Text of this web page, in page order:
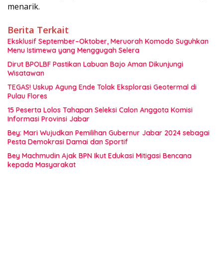
menarik.
Berita Terkait
Eksklusif September–Oktober, Meruorah Komodo Suguhkan
Menu Istimewa yang Menggugah Selera
Dirut BPOLBF Pastikan Labuan Bajo Aman Dikunjungi
Wisatawan
TEGAS! Uskup Agung Ende Tolak Eksplorasi Geotermal di
Pulau Flores
15 Peserta Lolos Tahapan Seleksi Calon Anggota Komisi
Informasi Provinsi Jabar
Bey: Mari Wujudkan Pemilihan Gubernur Jabar 2024 sebagai
Pesta Demokrasi Damai dan Sportif
Bey Machmudin Ajak BPN Ikut Edukasi Mitigasi Bencana
kepada Masyarakat